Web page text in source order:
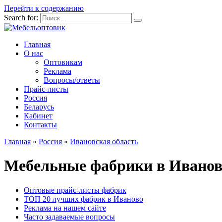
Перейти к содержанию
Search for:
Главная
О нас
Оптовикам
Реклама
Вопросы/ответы
Прайс-листы
Россия
Беларусь
Кабинет
Контакты
Главная » Россия » Ивановская область
Мебельные фабрики в
Оптовые прайс-листы фабрик
ТОП 20 лучших фабрик в Иваново
Реклама на нашем сайте
Часто задаваемые вопросы